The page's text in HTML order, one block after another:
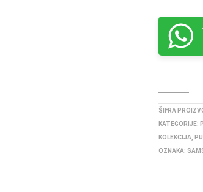
ŠIFRA
KATEGORIJE:
KOLEKCIJA
OZNAKA: